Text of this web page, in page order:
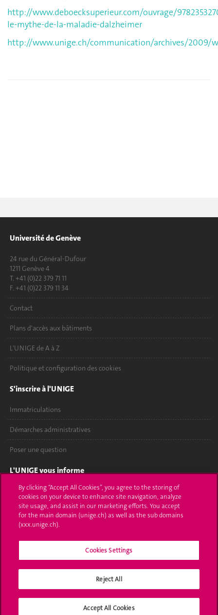
http://www.deboecksuperieur.com/ouvrage/
le-mythe-de-la-maladie-dalzheimer
http://www.unige.ch/communication/archives/2009/
Université de Genève
24 rue du Général-Dufour
1211 Genève 4
T. +41 (0)22 379 71 11
F. +41 (0)22 379 11 34
Contact
Plans d'accès aux bâtiments
L'UNIGE de A à Z
Politique et configuration des cookies
S'inscrire à l'UNIGE
Immatriculations
Démarches administratives
Poser une question
L'UNIGE vous informe
UNIGE Mobile
Médias
Offres d'emploi
Calendrier académique
Médias sociaux UNIGE
By clicking “Accept All Cookies”, you agree to the storing of
cookies on your device to enhance site navigation, analyze
site usage, and assist in our marketing efforts. You accept
for the main domain (unige.ch) as well as the sub domains
(xxx.unige.ch).
Cookies Settings
Reject All
Accept All Cookies